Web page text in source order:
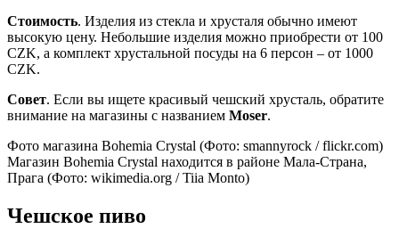
Стоимость. Изделия из стекла и хрусталя обычно имеют
высокую цену. Небольшие изделия можно приобрести от 100
CZK, а комплект хрустальной посуды на 6 персон – от 1000
CZK.
Совет. Если вы ищете красивый чешский хрусталь, обратите
внимание на магазины с названием Moser.
Фото магазина Bohemia Crystal (Фото: smannyrock / flickr.com)
Магазин Bohemia Crystal находится в районе Мала-Страна,
Прага (Фото: wikimedia.org / Tiia Monto)
Чешское пиво